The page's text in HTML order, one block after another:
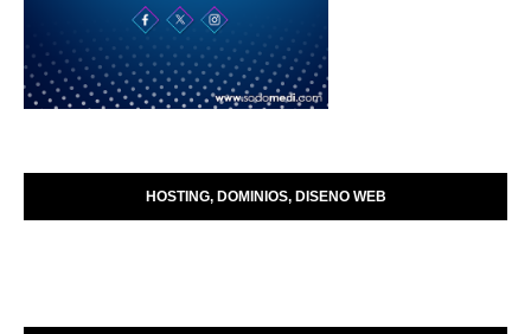
HOSTING, DOMINIOS, DISENO WEB